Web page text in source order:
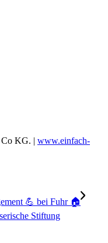
KG. | www.einfach-
💪 bei Fuhr 🏠
Stiftung